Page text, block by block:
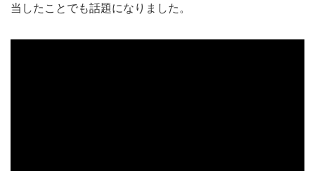
当したことでも話題になりました。